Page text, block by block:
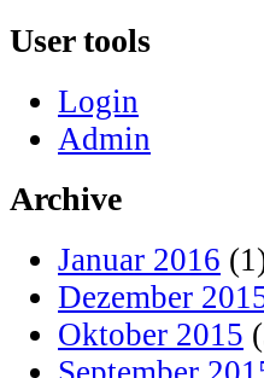
User tools
Login
Admin
Archive
Januar 2016
Dezember
Oktober 2015